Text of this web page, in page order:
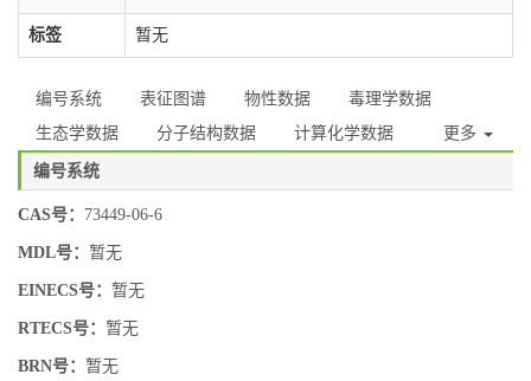
标签 暂无
编号系统 表征图谱 物性数据
毒理学数据
生态学数据
分子结构数据 计算化学数据 更多
编号系统
CAS号： 73449-06-6
MDL号： 暂无
EINECS号： 暂无
RTECS号： 暂无
BRN号： 暂无